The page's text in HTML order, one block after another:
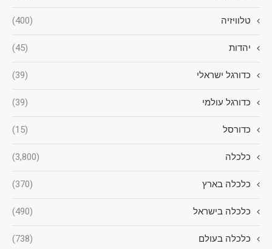
טלוויזיה (400)
יהדות (45)
כדורגל ישראלי (39)
כדורגל עולמי (39)
כדורסל (15)
כלכלה (3,800)
כלכלה בארץ (370)
כלכלה בישראל (490)
כלכלה בעולם (738)